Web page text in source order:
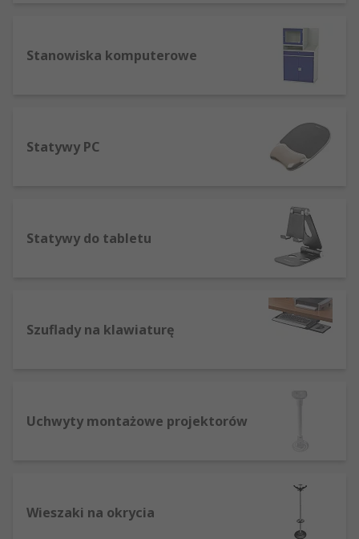
Stanowiska komputerowe
Statywy PC
Statywy do tabletu
Szuflady na klawiaturę
Uchwyty montażowe projektorów
Wieszaki na okrycia